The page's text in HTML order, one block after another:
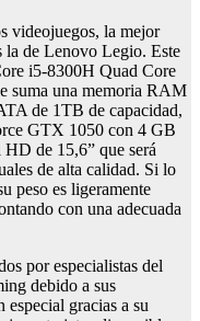
videojuegos, la mejor
la de Lenovo Legio. Este
i5-8300H Quad Core
suma una memoria RAM
de 1TB de capacidad,
GTX 1050 con 4 GB
de 15,6” que será
de alta calidad. Si lo
peso es ligeramente
con una adecuada
por especialistas del
debido a sus
especial gracias a su